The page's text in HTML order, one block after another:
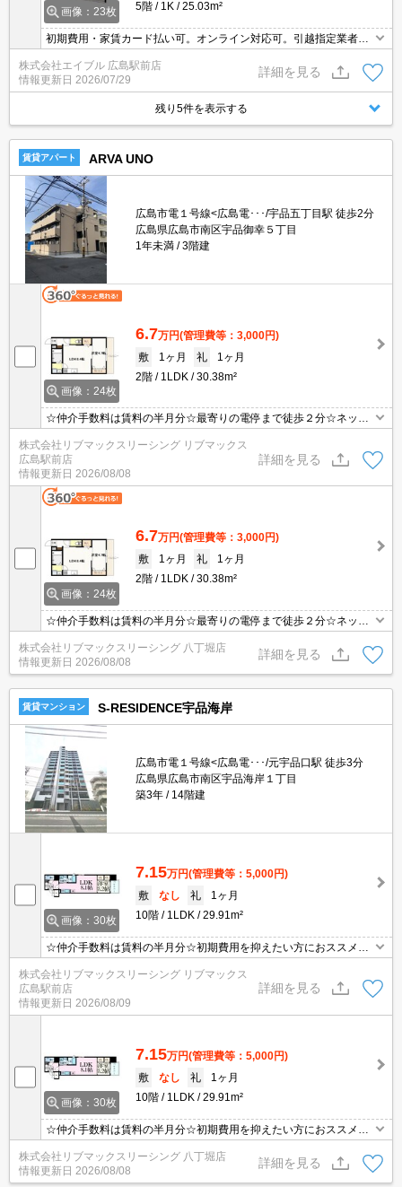
画像：23枚 5階 1K 25.03m²
初期費用・家賃カード払い可。オンライン対応可。引越指定業者あ
り。自社管理物件。平日毎日ゴミ収集。
株式会社エイブル 広島駅前店
情報更新日 2026/07/29
詳細を見る
残り5件を表示する
賃貸アパート ARVA UNO
広島市電１号線<広島電･･･/宇品五丁目駅 徒歩2分
広島県広島市南区宇品御幸５丁目
1年未満
3階建
画像：24枚
6.7万円(管理費等：3,000円)
敷
1ヶ月 礼
1ヶ月
2階
1LDK 30.38m²
☆仲介手数料は賃料の半月分☆最寄りの電停まで徒歩２分☆ネット
付オートロック完備でセキュリティーは安心♪近隣のスーパー・コン
ビニまで徒歩圏内でお買い物らくらく☆彡
株式会社リブマックスリーシング リブマックス
広島駅前店
情報更新日 2026/08/08
詳細を見る
画像：24枚
6.7万円(管理費等：3,000円)
敷
1ヶ月 礼
1ヶ月
2階
1LDK 30.38m²
☆仲介手数料は賃料の半月分☆最寄りの電停まで徒歩２分☆ネット
使用料無料☆追い焚き機能・浴室乾燥機など水回り設備充実♪モニタ
付オートロック完備でセキュリティーは安心♪近隣のスーパー・コン
ビニまで徒歩圏内でお買い物らくらく☆彡
株式会社リブマックスリーシング 八丁堀店
情報更新日 2026/08/08
詳細を見る
賃貸マンション S-RESIDENCE宇品海岸
広島市電１号線<広島電･･･/元宇品口駅 徒歩3分
広島県広島市南区宇品海岸１丁目
築3年
14階建
画像：30枚
7.15万円(管理費等：5,000円)
敷
なし 礼
1ヶ月
10階
1LDK 29.91m²
☆仲介手数料は賃料の半月分☆初期費用を抑えたい方におススメ☆
最寄り電停まで徒歩３分☆ネット無料☆都市ガスで光熱費を抑えら
れます☆２口キッチンや浴室乾燥機など人気の室内設備充実☆便利
な宅配ボックスあり☆彡
株式会社リブマックスリーシング リブマックス
広島駅前店
情報更新日 2026/08/09
詳細を見る
画像：30枚
7.15万円(管理費等：5,000円)
敷
なし 礼
1ヶ月
10階
1LDK 29.91m²
☆仲介手数料は賃料の半月分☆初期費用を抑えたい方におススメ☆
最寄り電停まで徒歩３分☆ネット無料☆都市ガスで光熱費を抑えら
れます☆２口キッチンや浴室乾燥機など人気の室内設備充実☆便利
な宅配ボックスあり☆彡
株式会社リブマックスリーシング 八丁堀店
情報更新日 2026/08/08
詳細を見る